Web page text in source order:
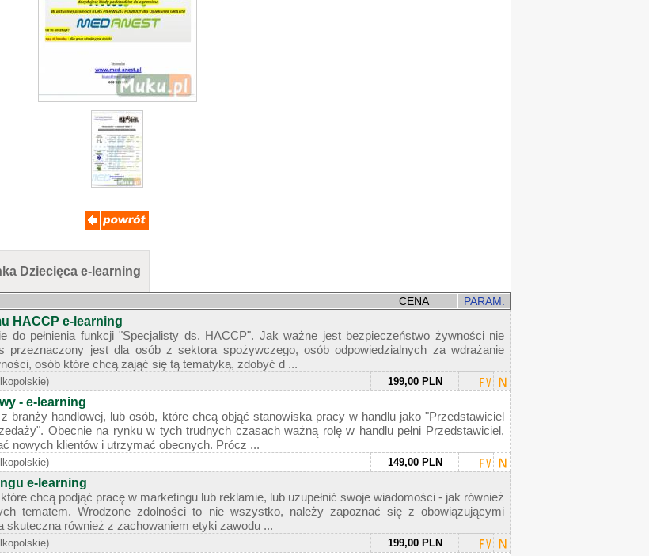
Dziecięca e-learning
CENA PARAM.
HACCP e-learning
do pełnienia funkcji "Specjalisty ds. HACCP". Jak ważne jest bezpieczeństwo żywności nie
przeznaczony jest dla osób z sektora spożywczego, osób odpowiedzialnych za wdrażanie
osób które chcą zająć się tą tematyką, zdobyć d ...
199,00 PLN
- e-learning
branży handlowej, lub osób, które chcą objąć stanowiska pracy w handlu jako "Przedstawiciel
Obecnie na rynku w tych trudnych czasach ważną rolę w handlu pełni Przedstawiciel,
nowych klientów i utrzymać obecnych. Prócz ...
149,00 PLN
e-learning
chcą podjąć pracę w marketingu lub reklamie, lub uzupełnić swoje wiadomości - jak również
tematem. Wrodzone zdolności to nie wszystko, należy zapoznać się z obowiązującymi
skuteczna również z zachowaniem etyki zawodu ...
199,00 PLN